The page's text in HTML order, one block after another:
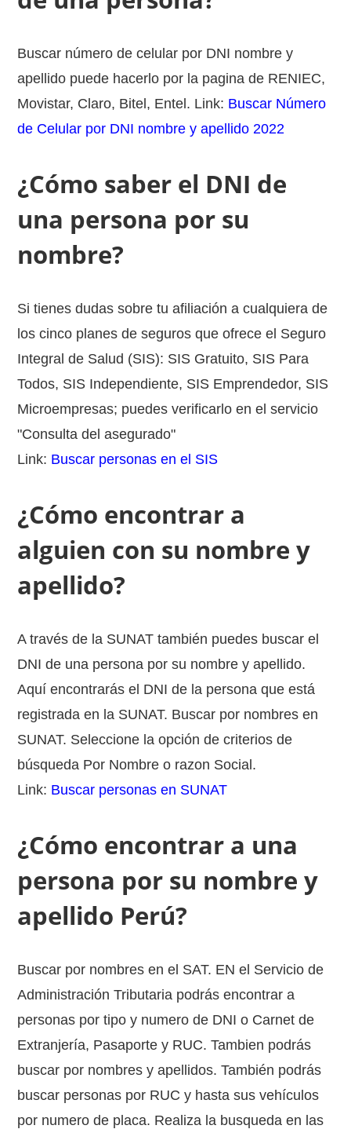
Buscar número de celular por DNI nombre y
apellido puede hacerlo por la pagina de RENIEC,
Movistar, Claro, Bitel, Entel. Link: Buscar Número
de Celular por DNI nombre y apellido 2022
¿Cómo saber el DNI de
una persona por su
nombre?
Si tienes dudas sobre tu afiliación a cualquiera de
los cinco planes de seguros que ofrece el Seguro
Integral de Salud (SIS): SIS Gratuito, SIS Para
Todos, SIS Independiente, SIS Emprendedor, SIS
Microempresas; puedes verificarlo en el servicio
"Consulta del asegurado"
Link: Buscar personas en el SIS
¿Cómo encontrar a
alguien con su nombre y
apellido?
A través de la SUNAT también puedes buscar el
DNI de una persona por su nombre y apellido.
Aquí encontrarás el DNI de la persona que está
registrada en la SUNAT. Buscar por nombres en
SUNAT. Seleccione la opción de criterios de
búsqueda Por Nombre o razon Social.
Link: Buscar personas en SUNAT
¿Cómo encontrar a una
persona por su nombre y
apellido Perú?
Buscar por nombres en el SAT. EN el Servicio de
Administración Tributaria podrás encontrar a
personas por tipo y numero de DNI o Carnet de
Extranjería, Pasaporte y RUC. Tambien podrás
buscar por nombres y apellidos. También podrás
buscar personas por RUC y hasta sus vehículos
por numero de placa. Realiza la busqueda en las